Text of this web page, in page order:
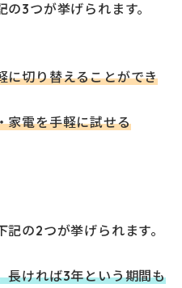
3つが挙げられます。
に切り替えることができ
家電を手軽に試せる
の2つが挙げられます。
長ければ3年という期間も